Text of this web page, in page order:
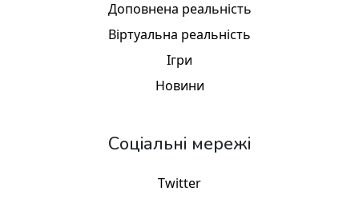
Доповнена реальність
Віртуальна реальність
Ігри
Новини
Соціальні мережі
Twitter